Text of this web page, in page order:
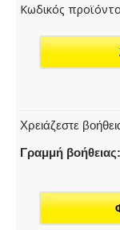
Κωδικός
Χρειάζεστε
Γραμμή